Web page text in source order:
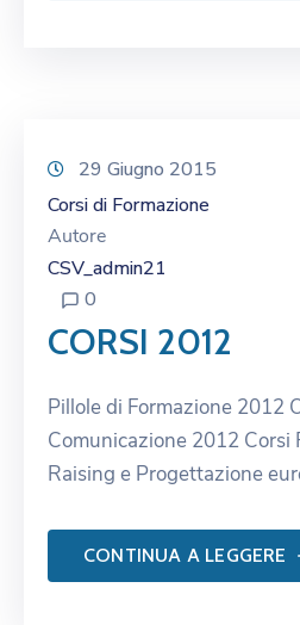
29 Giugno 2015
Corsi di Formazione
Autore
CSV_admin21
0
CORSI 2012
Pillole di Formazione 2012
Comunicazione 2012 Corsi
Raising e Progettazione
CONTINUA A LEGGERE